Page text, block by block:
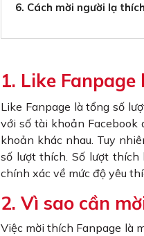
6. Cách mời người lạ
1. Like Fanpage
Like Fanpage là tổng số
với số tài khoản Facebook
khoản khác nhau. Tuy
số lượt thích. Số lượt
chính xác về mức độ yêu
2. Vì sao cần
Việc mời thích Fanpage là